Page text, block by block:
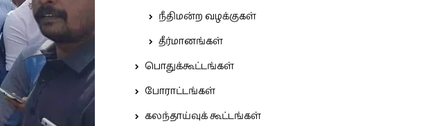
நீதிமன்ற வழக்குகள்
தீர்மானங்கள்
பொதுக்கூட்டங்கள்
போராட்டங்கள்
கலந்தாய்வுக் கூட்டங்கள்